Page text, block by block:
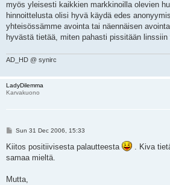
myös yleisesti kaikkien markkinoilla olevien
hinnoittelusta olisi hyvä käydä edes
yhteisössämme avointa tai näennäisen
hyvästä tietää, miten pahasti pissitään
AD_HD @ synirc
LadyDilemma
Karvakuono
P
s
Sun 31 Dec 2006, 15:33
Kiitos positiivisesta palautteesta
. Kiva
samaa mieltä.
Mutta,